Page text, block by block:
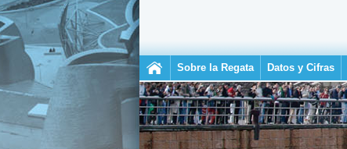
Sobre la Regata Datos y Cifras